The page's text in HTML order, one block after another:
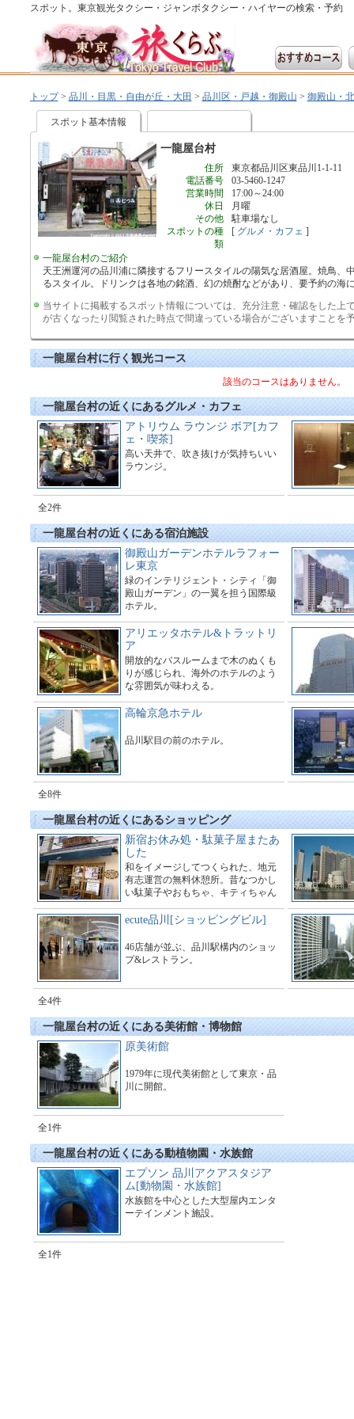
スポット。東京観光タクシー・ジャンボタクシー・ハイヤーの検索・予約
トップ> 品川・目黒・自由が丘・大田 > 品川区・戸越・御殿山 > 御殿山・
スポット基本情報
一龍屋台村
住所
東京都品川区東品川1-1-11
電話番号
03-5460-1247
営業時間
17:00～24:00
休日
月曜
その他
駐車場なし
スポットの種
類
[ グルメ・カフェ ]
一龍屋台村のご紹介
天王洲運河の品川浦に隣接するフリースタイルの陽気な居酒屋。焼鳥、
るスタイル。ドリンクは各地の銘酒、幻の焼酎などがあり、要予約の海
当サイトに掲載するスポット情報については、充分注意・確認をした上
が古くなったり閲覧された時点で間違っている場合がございますことを
一龍屋台村に行く観光コース
該当のコースはありません。
一龍屋台村の近くにあるグルメ・カフェ
アトリウム ラウンジ ボア[カフ
ェ・喫茶]
高い天井で、吹き抜けが気持ちいい
ラウンジ。
全2件
一龍屋台村の近くにある宿泊施設
御殿山ガーデンホテルラフォー
レ東京
緑のインテリジェント・シティ「御
殿山ガーデン」の一翼を担う国際級
ホテル。
アリエッタホテル&トラットリ
ア
開放的なバスルームまで木のぬくも
りが感じられ、海外のホテルのよう
な雰囲気が味わえる。
高輪京急ホテル
品川駅目の前のホテル。
全8件
一龍屋台村の近くにあるショッピング
新宿お休み処・駄菓子屋またあ
した
和をイメージしてつくられた、地元
有志運営の無料休憩所。昔なつかし
い駄菓子やおもちゃ、キティちゃん
ecute品川[ショッピングビル]
46店舗が並ぶ、品川駅構内のショッ
プ&レストラン。
全4件
一龍屋台村の近くにある美術館・博物館
原美術館
1979年に現代美術館として東京・品
川に開館。
全1件
一龍屋台村の近くにある動植物園・水族館
エプソン 品川アクアスタジア
ム[動物園・水族館]
水族館を中心とした大型屋内エンタ
ーテインメント施設。
全1件